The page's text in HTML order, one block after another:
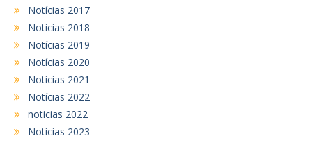
Notícias 2017
Noticias 2018
Notícias 2019
Notícias 2020
Notícias 2021
Notícias 2022
noticias 2022
Notícias 2023